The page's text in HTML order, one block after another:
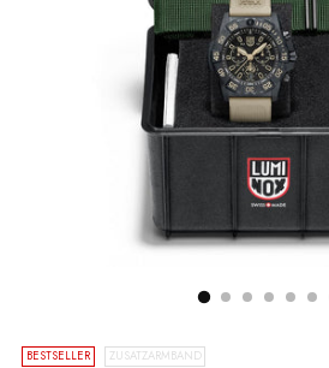
BESTSELLER ZUSATZARMBAND